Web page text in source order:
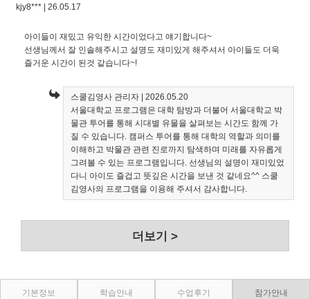
kjy8*** | 26.05.17
아이들이 재밌고 유익한 시간이었다고 얘기합니다~
선생님께서 잘 인솔해주시고 설명도 재미있게 해주셔서 아이들도 더욱
즐거운 시간이 된것 같습니다~!
스쿨김영사 관리자| 2026.05.20
서울대학교 프로그램은 대학 탐방과 더불어 서울대학교 박
물관 투어를 통해 시대별 유물을 살펴보는 시간도 함께 가
질 수 있습니다. 캠퍼스 투어를 통해 대학의 역할과 의미를
이해하고 박물관 관련 진로까지 탐색하며 미래를 자유롭게
그려볼 수 있는 프로그램입니다. 선생님의 설명이 재미있었
다니 아이도 즐겁고 뜻깊은 시간을 보낸 것 같네요^^ 스쿨
김영사의 프로그램을 이용해 주셔서 감사합니다.
더보기 >
기본정보 학습안내 수업후기 참가안내